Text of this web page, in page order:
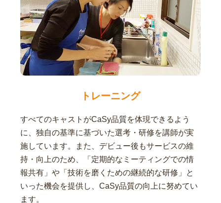
トレーニング
すべてのキャストがCaSy品質を体現できるよう
に、独自の基準に基づいた選考・研修を講師が実
施しています。また、デビュー後もサービスの維
持・向上のため、「定期的なミーティングでの情
報共有」や「技術を磨くための継続的な研修」と
いった機会を提供し、CaSy品質の向上に努めてい
ます。